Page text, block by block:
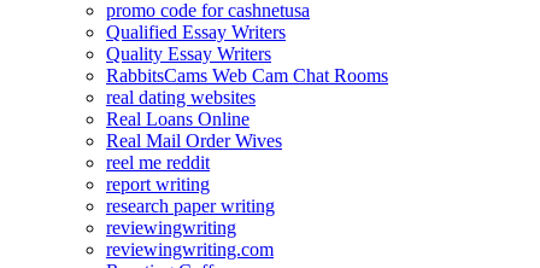
promo code for cashnetusa
Qualified Essay Writers
Quality Essay Writers
RabbitsCams Web Cam Chat Rooms
real dating websites
Real Loans Online
Real Mail Order Wives
reel me reddit
report writing
research paper writing
reviewingwriting
reviewingwriting.com